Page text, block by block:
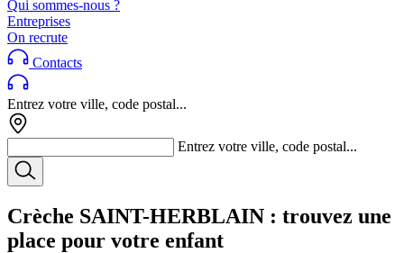
Qui sommes-nous ?
Entreprises
On recrute
Contacts
Entrez votre ville, code postal...
Entrez votre ville, code postal...
Crèche SAINT-HERBLAIN : trouvez une
place pour votre enfant